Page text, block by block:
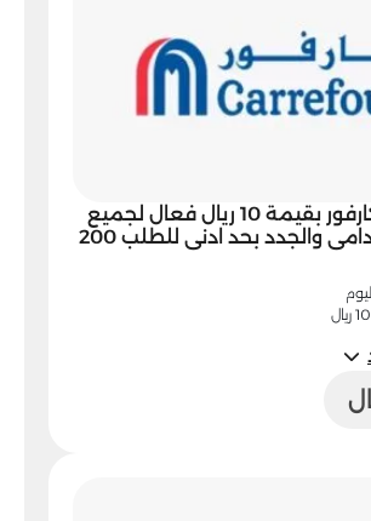
كود خصم كارفور بقيمة 10 ريال فعال لجميع
العملاء القدامى والجدد بحد ادنى للطلب 200